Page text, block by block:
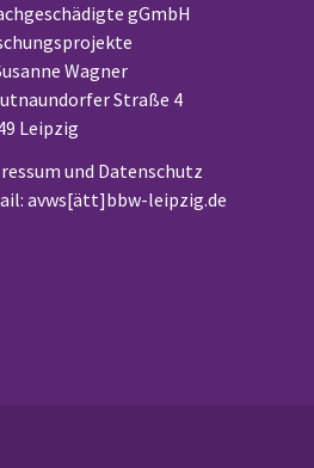
gGmbH
Wagner
Straße 4
Leipzig
und Datenschutz
avws[ätt]bbw-leipzig.de